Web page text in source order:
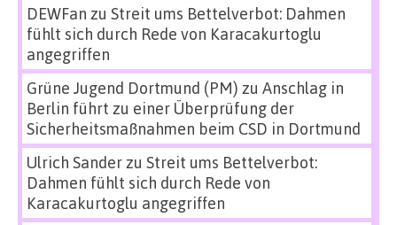
DEWFan zu Streit ums Bettelverbot: Dahmen
fühlt sich durch Rede von Karacakurtoglu
angegriffen
Grüne Jugend Dortmund (PM) zu Anschlag in
Berlin führt zu einer Überprüfung der
Sicherheitsmaßnahmen beim CSD in Dortmund
Ulrich Sanderzu Streit ums Bettelverbot:
Dahmen fühlt sich durch Rede von
Karacakurtoglu angegriffen